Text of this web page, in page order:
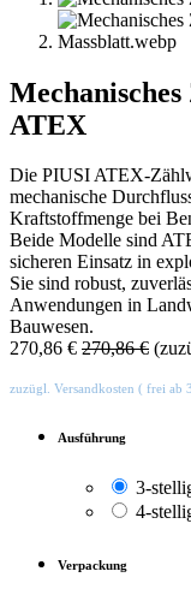
ATEX
Die PIUSI ATEX-
mechanische
Kraftstoffmenge bei
Beide Modelle sind
sicheren Einsatz in
Sie sind robust,
Anwendungen in
Bauwesen.
270,86 € 270,86€
zuzügl. Versandkosten ( frei ab
Ausführung
3-
4-
Verpackung